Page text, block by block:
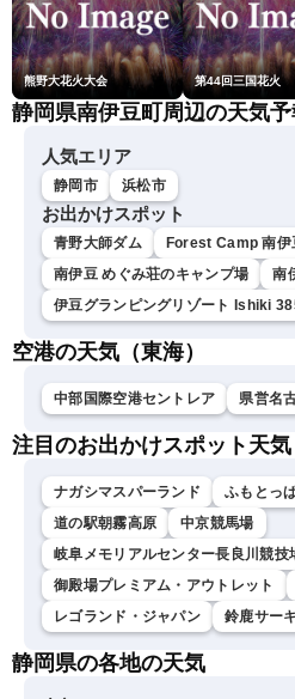
熊野大花火大会 第44回三国花火
静岡県南伊豆町周辺の天気予
人気エリア
静岡市 浜松市
お出かけスポット
青野大師ダム Forest Camp 南伊
南伊豆 めぐみ荘のキャンプ場
南
伊豆グランピングリゾート Ishiki
空港の天気（東海）
中部国際空港セントレア 県営名
注目のお出かけスポット天気
ナガシマスパーランド ふもとっ
道の駅朝霧高原
中京競馬場
岐阜メモリアルセンター長良川競技
御殿場プレミアム・アウトレット
レゴランド・ジャパン
鈴鹿サー
静岡県の各地の天気